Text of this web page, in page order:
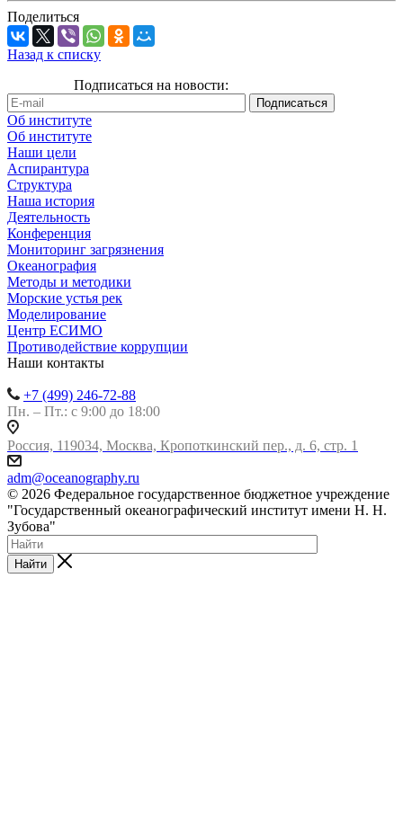
Поделиться
Назад к списку
Подписаться на новости:
Об институте
Об институте
Наши цели
Аспирантура
Структура
Наша история
Деятельность
Конференция
Мониторинг загрязнения
Океанография
Методы и методики
Морские устья рек
Моделирование
Центр ЕСИМО
Противодействие коррупции
Наши контакты
+7 (499) 246-72-88
Пн. – Пт.: с 9:00 до 18:00
Россия, 119034, Москва, Кропоткинский пер., д. 6, стр. 1
adm@oceanography.ru
© 2026 Федеральное государственное бюджетное учреждение
"Государственный океанографический институт имени Н. Н.
Зубова"
Найти